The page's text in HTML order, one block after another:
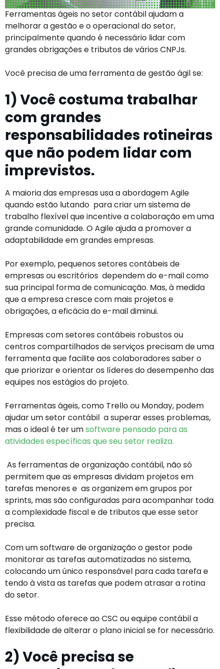
Ferramentas ágeis no setor contábil ajudam a
melhorar a gestão e o operacional do setor,
principalmente quando é necessário lidar com
grandes obrigações e tributos de vários CNPJs.
Você precisa de uma ferramenta de gestão ágil se:
1) Você costuma trabalhar
com grandes
responsabilidades rotineiras
que não podem lidar com
imprevistos.
A maioria das empresas usa a abordagem Agile
quando estão lutando para criar um sistema de
trabalho flexível que incentive a colaboração em uma
grande comunidade. O Agile ajuda a promover a
adaptabilidade em grandes empresas.
Por exemplo, pequenos setores contábeis de
empresas ou escritórios dependem do e-mail como
sua principal forma de comunicação. Mas, à medida
que a empresa cresce com mais projetos e
obrigações, a eficácia do e-mail diminui.
Empresas com setores contábeis robustos ou
centros compartilhados de serviços precisam de uma
ferramenta que facilite aos colaboradores saber o
que priorizar e orientar os líderes do desempenho das
equipes nos estágios do projeto.
Ferramentas ágeis, como Trello ou Monday, podem
ajudar um setor contábil a superar esses problemas,
mas o ideal é ter umsoftware pensado para as
atividades específicas que seu setor realiza.
As ferramentas de organização contábil, não só
permitem que as empresas dividam projetos em
tarefas menores e as organizem em grupos por
sprints, mas são configuradas para acompanhar toda
a complexidade fiscal e de tributos que esse setor
precisa.
Com um software de organização o gestor pode
monitorar as tarefas automatizadas no sistema,
colocando um único responsável para cada tarefa e
tendo à vista as tarefas que podem atrasar a rotina
do setor.
Esse método oferece ao CSC ou equipe contábil a
flexibilidade de alterar o plano inicial se for necessário.
2) Você precisa se